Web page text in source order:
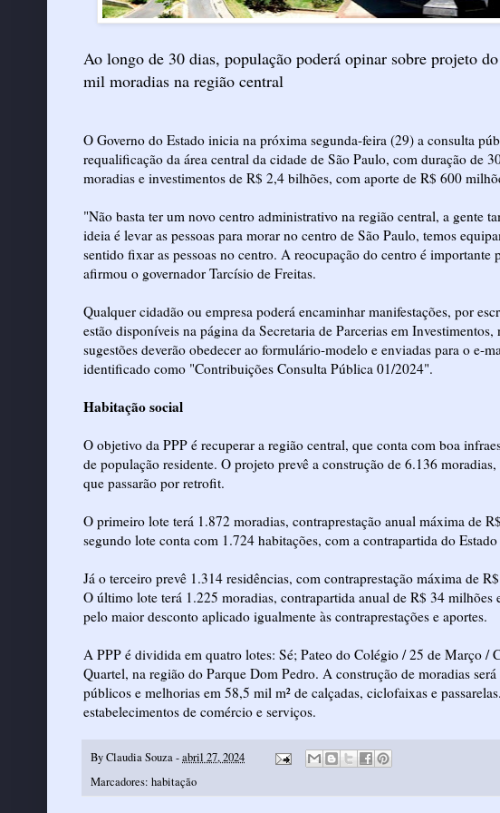
Ao longo de 30 dias, população poderá opinar sobre projeto
mil moradias na região central
O Governo do Estado inicia na próxima segunda-feira (29) a consulta
requalificação da área central da cidade de São Paulo, com duração de
moradias e investimentos de R$ 2,4 bilhões, com aporte de R$ 600
"Não basta ter um novo centro administrativo na região central, a gente
ideia é levar as pessoas para morar no centro de São Paulo, temos
sentido fixar as pessoas no centro. A reocupação do centro é importante
afirmou o governador Tarcísio de Freitas.
Qualquer cidadão ou empresa poderá encaminhar manifestações, por
estão disponíveis na página da Secretaria de Parcerias em
sugestões deverão obedecer ao formulário-modelo e enviadas para o e-
identificado como "Contribuições Consulta Pública 01/2024".
Habitação social
O objetivo da PPP é recuperar a região central, que conta com boa
de população residente. O projeto prevê a construção de 6.136
que passarão por retrofit.
O primeiro lote terá 1.872 moradias, contraprestação anual máxima de
segundo lote conta com 1.724 habitações, com a contrapartida do
Já o terceiro prevê 1.314 residências, com contraprestação máxima de
O último lote terá 1.225 moradias, contrapartida anual de R$ 34
pelo maior desconto aplicado igualmente às contraprestações e aportes.
A PPP é dividida em quatro lotes: Sé; Pateo do Colégio / 25 de Março /
Quartel, na região do Parque Dom Pedro. A construção de moradias
públicos e melhorias em 58,5 mil m² de calçadas, ciclofaixas e
estabelecimentos de comércio e serviços.
ByClaudia Souza-abril 27, 2024
Marcadores: habitação